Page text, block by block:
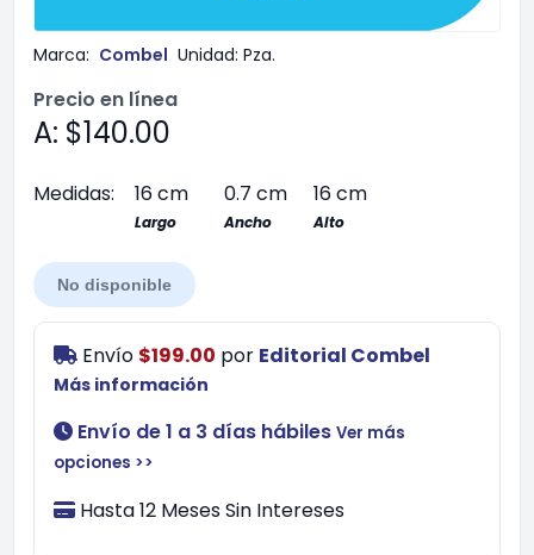
Marca: Combel Unidad: Pza.
Precio en línea
A: $140.00
Medidas: 16 cm 0.7 cm 16 cm
Largo Ancho Alto
No disponible
Envío $199.00 por Editorial Combel
Más información
Envío de 1 a 3 días hábiles Ver más
opciones >>
Hasta 12 Meses Sin Intereses